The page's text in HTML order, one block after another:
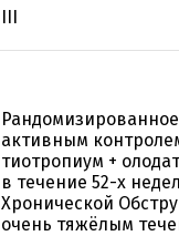
III
активным
тиотропиум +
в течение 52-х
Хронической
очень тяжёлым